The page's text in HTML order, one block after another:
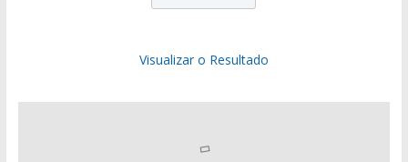
Visualizar o Resultado